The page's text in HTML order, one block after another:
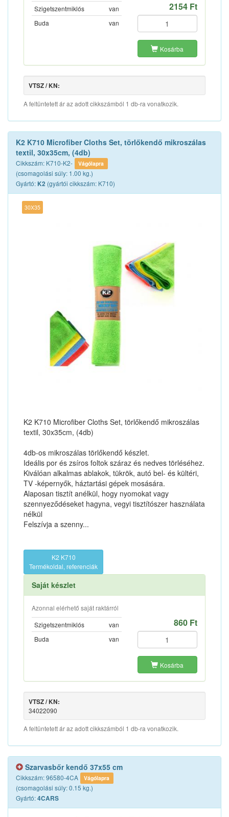
Szigetszentmiklós
van
Buda
van
2154 Ft
Kosárba
VTSZ / KN:
A feltüntetett ár az adott cikkszámból 1 db-ra vonatkozik.
K2 K710 Microfiber Cloths Set, törlőkendő mikroszálas
textil, 30x35cm, (4db)
Cikkszám: K710-K2- Vágólapra
(csomagolási súly: 1.00 kg.)
Gyártó: K2 (gyártói cikkszám: K710)
30X35
K2 K710 Microfiber Cloths Set, törlőkendő mikroszálas
textil, 30x35cm, (4db)
4db-os mikroszálas törlőkendő készlet.
Ideális por és zsíros foltok száraz és nedves törléséhez.
Kiválóan alkalmas ablakok, tükrök, autó bel- és kültéri,
TV -képernyők, háztartási gépek mosására.
Alaposan tisztít anélkül, hogy nyomokat vagy
szennyeződéseket hagyna, vegyi tisztítószer használata
nélkül
Felszívja a szenny...
K2 K710
Termékoldal, referenciák
Saját készlet
Azonnal elérhető saját raktárról
Szigetszentmiklós
van
Buda
van
860 Ft
Kosárba
VTSZ / KN:
34022090
A feltüntetett ár az adott cikkszámból 1 db-ra vonatkozik.
Szarvasbőr kendő 37x55 cm
Cikkszám: 96580-4CA Vágólapra
(csomagolási súly: 0.15 kg.)
Gyártó:4CARS